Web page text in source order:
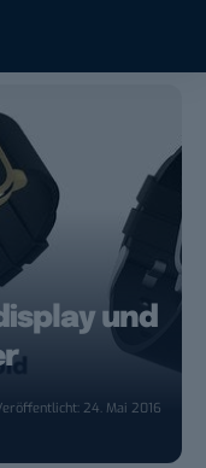
und
24. Mai 2016